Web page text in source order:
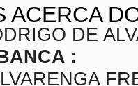
ACERCA
DE
: